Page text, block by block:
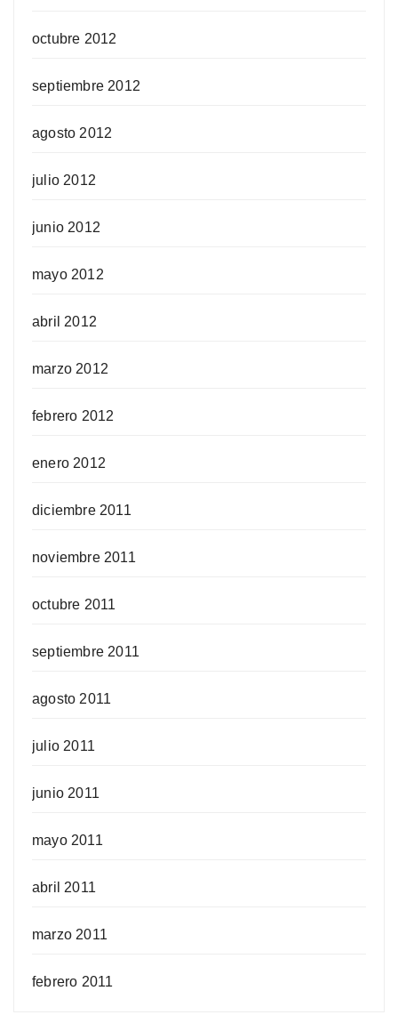
octubre 2012
septiembre 2012
agosto 2012
julio 2012
junio 2012
mayo 2012
abril 2012
marzo 2012
febrero 2012
enero 2012
diciembre 2011
noviembre 2011
octubre 2011
septiembre 2011
agosto 2011
julio 2011
junio 2011
mayo 2011
abril 2011
marzo 2011
febrero 2011